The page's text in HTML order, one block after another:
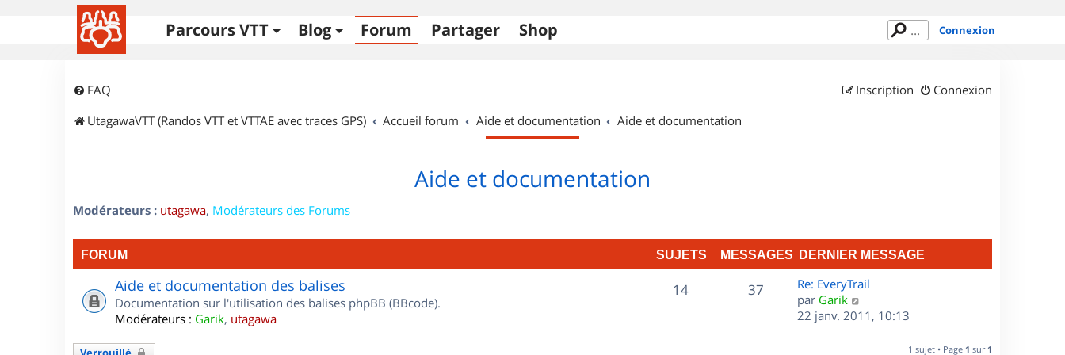
Parcours VTT Blog Forum Partager Shop Connexion
FAQ Connexion
Inscription
UtagawaVTT (Randos VTT et VTTAE avec traces GPS)
Accueil forum Aide et documentation Aide et documentation
Aide et documentation
Modérateurs : utagawa, Modérateurs des Forums
FORUM SUJETS MESSAGES DERNIER MESSAGE
Aide et documentation des balises
Documentation sur l'utilisation des balises phpBB (BBcode).
Modérateurs : Garik, utagawa
14S
37M
D
e
r
Re: EveryTrail
par Garik
o
22 janv. 2011, 10:13
1 sujet • Page 1 sur 1